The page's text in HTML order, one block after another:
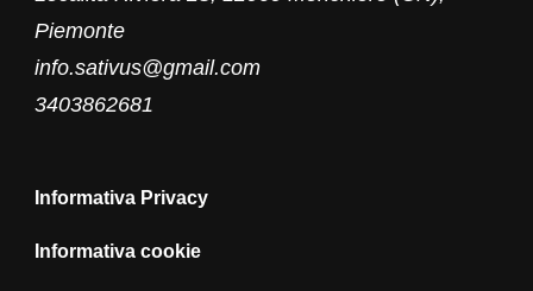
Piemonte
info.sativus@gmail.com
3403862681
Informativa Privacy
Informativa cookie